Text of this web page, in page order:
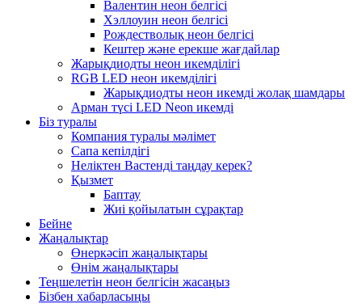
Валентин неон белгісі
Хэллоуин неон белгісі
Рождестволық неон белгісі
Кештер және ерекше жағдайлар
Жарықдиодты неон икемділігі
RGB LED неон икемділігі
Жарықдиодты неон икемді жолақ шамдары
Арман түсі LED Neon икемді
Біз туралы
Компания туралы мәлімет
Сапа кепілдігі
Неліктен Вастенді таңдау керек?
Қызмет
Баптау
Жиі қойылатын сұрақтар
Бейне
Жаңалықтар
Өнеркәсіп жаңалықтары
Өнім жаңалықтары
Теңшелетін неон белгісін жасаңыз
Бізбен хабарласыңы